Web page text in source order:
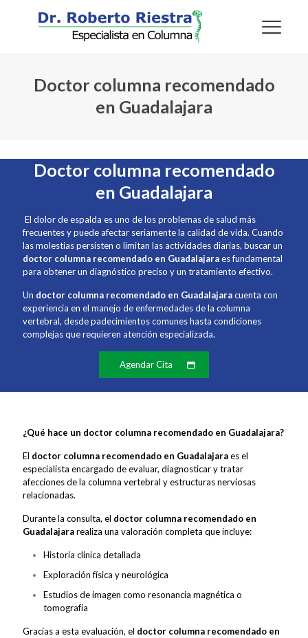
Doctor columna recomendado
en Guadalajara
Doctor columna recomendado
en Guadalajara
El dolor de espalda es uno de los problemas de salud más
frecuentes y puede afectar seriamente la calidad de vida. Cuando
las molestias persisten o limitan las actividades diarias, buscar un
doctor columna recomendado en Guadalajaraes fundamental
para obtener un diagnóstico preciso y un tratamiento efectivo.
Un doctor columna recomendado en Guadalajaracuenta con
experiencia en el manejo de enfermedades de la columna
vertebral, desde padecimientos comunes hasta condiciones
complejas que requieren atención especializada.
Agendar Cita
¿Qué hace un doctor columna recomendado en Guadalajara?
El doctor columna recomendado en Guadalajaraes el
especialista encargado de evaluar, diagnosticar y tratar
afecciones de la columna vertebral y estructuras nerviosas
relacionadas.
Durante la consulta, el doctor columna recomendado en
Guadalajararealiza una valoración completa que incluye:
Historia clínica detallada
Exploración física y neurológica
Estudios de imagen como resonancia magnética o
tomografía
Gracias a esta evaluación, el doctor columna recomendado en